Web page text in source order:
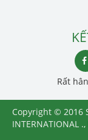
Rất
Copyright © 2016
INTERNATIONAL .,